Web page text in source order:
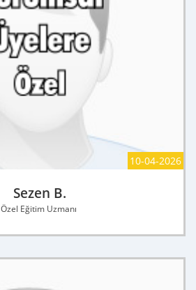
10-04-2026
Sezen B.
Özel Eğitim Uzmanı